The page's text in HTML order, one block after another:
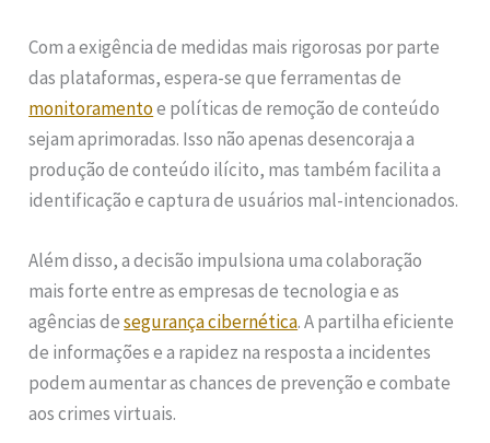
Com a exigência de medidas mais rigorosas por parte
das plataformas, espera-se que ferramentas de
monitoramentoe políticas de remoção de conteúdo
sejam aprimoradas. Isso não apenas desencoraja a
produção de conteúdo ilícito, mas também facilita a
identificação e captura de usuários mal-intencionados.
Além disso, a decisão impulsiona uma colaboração
mais forte entre as empresas de tecnologia e as
agências desegurança cibernética. A partilha eficiente
de informações e a rapidez na resposta a incidentes
podem aumentar as chances de prevenção e combate
aos crimes virtuais.